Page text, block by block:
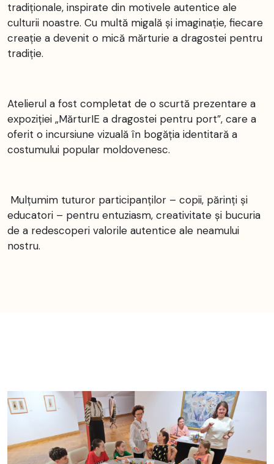
tradiționale, inspirate din motivele autentice ale
culturii noastre. Cu multă migală și imaginație, fiecare
creație a devenit o mică mărturie a dragostei pentru
tradiție.
Atelierul a fost completat de o scurtă prezentare a
expoziției „MărturIE a dragostei pentru port”, care a
oferit o incursiune vizuală în bogăția identitară a
costumului popular moldovenesc.
Mulțumim tuturor participanților – copii, părinți și
educatori – pentru entuziasm, creativitate și bucuria
de a redescoperi valorile autentice ale neamului
nostru.